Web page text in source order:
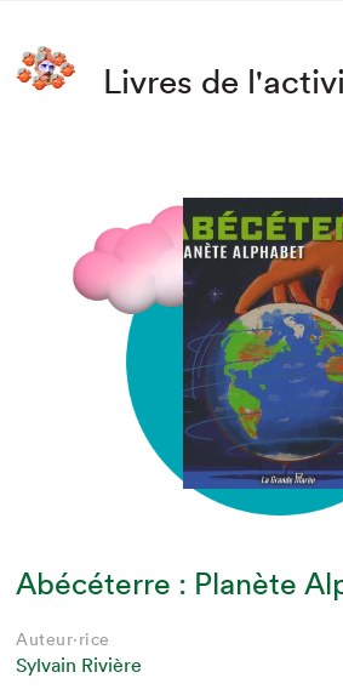
Livres de
Abécéterre : Planète
Auteur·rice
Sylvain Rivière